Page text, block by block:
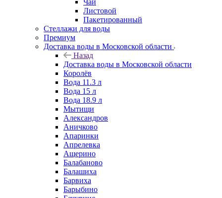
Чай
Листовой
Пакетированный
Стеллажи для воды
Премиум
Доставка воды в Московской области
Назад
Доставка воды в Московской области
Королёв
Вода 11.3 л
Вода 15 л
Вода 18.9 л
Мытищи
Александров
Аничково
Апаринки
Апрелевка
Ащерино
Балабаново
Балашиха
Барвиха
Барыбино